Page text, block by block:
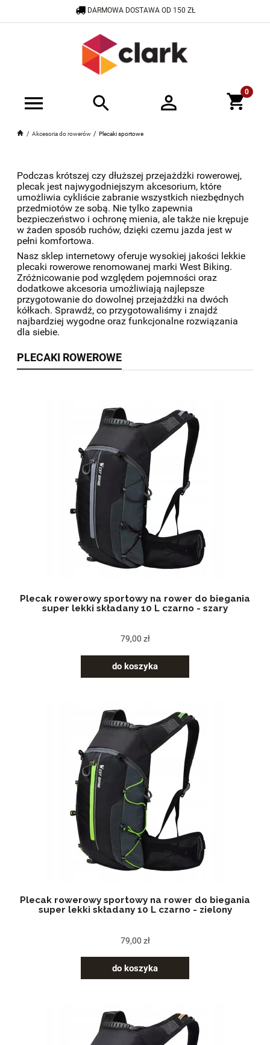
Akcesoria do rowerów Plecaki sportowe
DARMOWA DOSTAWA OD 150 ZŁ
SKLEP@CRAZYCLARK.PL
Podczas krótszej czy dłuższej przejażdżki rowerowej,
plecak jest najwygodniejszym akcesorium, które
umożliwia cykliście zabranie wszystkich niezbędnych
przedmiotów ze sobą. Nie tylko zapewnia
bezpieczeństwo i ochronę mienia, ale także nie krępuje
w żaden sposób ruchów, dzięki czemu jazda jest w
pełni komfortowa.
Nasz sklep internetowy oferuje wysokiej jakości lekkie
plecaki rowerowe renomowanej marki West Biking.
Zróżnicowanie pod względem pojemności oraz
dodatkowe akcesoria umożliwiają najlepsze
przygotowanie do dowolnej przejażdżki na dwóch
kółkach. Sprawdź, co przygotowaliśmy i znajdź
najbardziej wygodne oraz funkcjonalne rozwiązania
dla siebie.
PLECAKI ROWEROWE
Plecak rowerowy sportowy na rower do biegania
super lekki składany 10 L czarno - szary
79,00 zł
do koszyka
Plecak rowerowy sportowy na rower do biegania
super lekki składany 10 L czarno - zielony
79,00 zł
do koszyka